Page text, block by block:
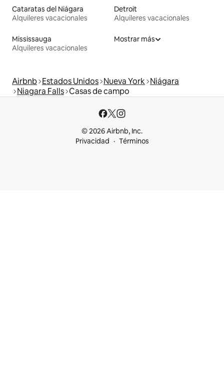
Cataratas del Niágara
Alquileres vacacionales
Detroit
Alquileres vacacionales
Mississauga
Alquileres vacacionales
Mostrar más
Airbnb Estados Unidos Nueva York Niágara
Niagara Falls Casas de campo
© 2026 Airbnb, Inc.
Privacidad
Términos